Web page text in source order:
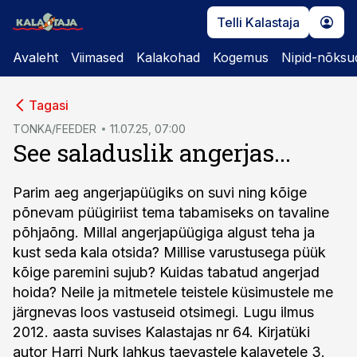
Telli Kalastaja
Avaleht Viimased Kalakohad Kogemus Nipid-
Tagasi
TONKA/FEEDER 11.07.25, 07:00
See saladuslik angerjas...
Parim aeg angerjapüügiks on suvi ning kõige
põnevam püügiriist tema tabamiseks on tavaline
põhjaõng. Millal angerjapüügiga algust teha ja
kust seda kala otsida? Millise varustusega püük
kõige paremini sujub? Kuidas tabatud angerjad
hoida? Neile ja mitmetele teistele küsimustele me
järgnevas loos vastuseid otsimegi. Lugu ilmus
2012. aasta suvises Kalastajas nr 64. Kirjatüki
autor Harri Nurk lahkus taevastele kalavetele 3.